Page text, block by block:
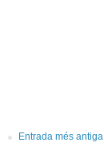
Entrada més antiga